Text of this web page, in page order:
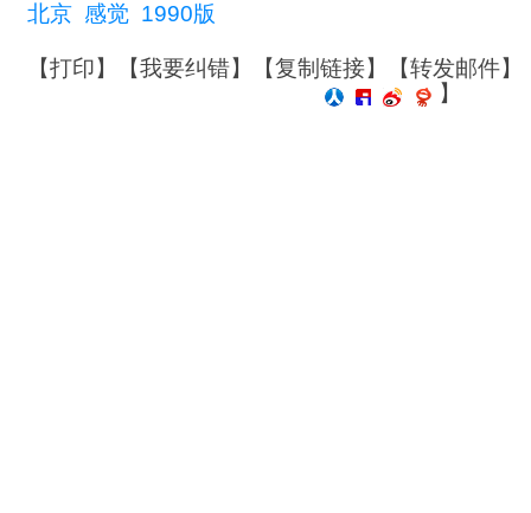
北京 感觉 1990版
【打印】【我要纠错】【复制链接】【转发邮件】
】